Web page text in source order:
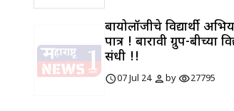
बायोलॉजीचे विद्यार्थी
पात्र ! बारावी ग्रुप-बीच्या
संधी !!
schedule07 Jul 24 personbyvisibility27795